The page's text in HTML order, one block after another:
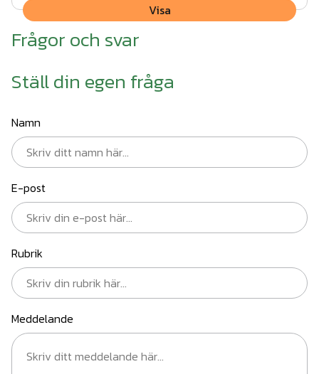
Visa
Frågor och svar
Ställ din egen fråga
Namn
E-post
Rubrik
Meddelande